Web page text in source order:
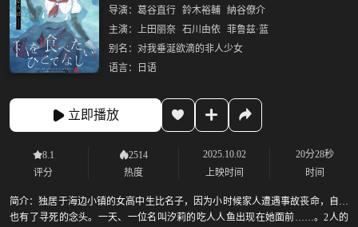
导演： 葛谷直行 鈴木裕輔 納谷僚介
主演： 上田丽奈 石川由依 菲鲁兹·蓝
别名： 对我垂涎欲滴的非人少女
语言：
日语
立即播放
8.1
评分
2514
热度
2025.10.02
上映时间
20分28秒
时间
简介：独居于海边小镇的女高中生比名子，因为小时候家人遭遇事故丧命，自己
也有了寻死的念头。一天、一位名叫汐莉的吃人人鱼出现在她面前……。2人的